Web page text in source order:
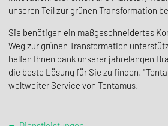
unseren Teil zur grünen Transformation
Sie benötigen ein maßgeschneidertes
Weg zur grünen Transformation
helfen Ihnen dank unserer jahrelangen
die beste Lösung für Sie zu finden!
weltweiter Service von Tentamus!